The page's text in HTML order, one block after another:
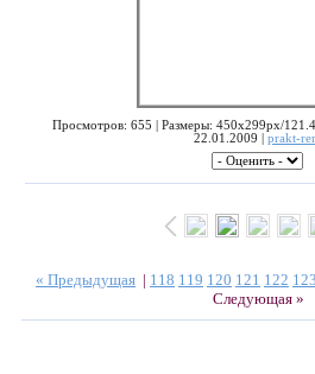
Просмотров: 655 | Размеры: 450x299px/
22.01.2009 | prakt-
« Предыдущая | 118 119 120 121 122 123
Следующая »